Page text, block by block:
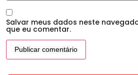
Salvar meus dados neste
que eu comentar.